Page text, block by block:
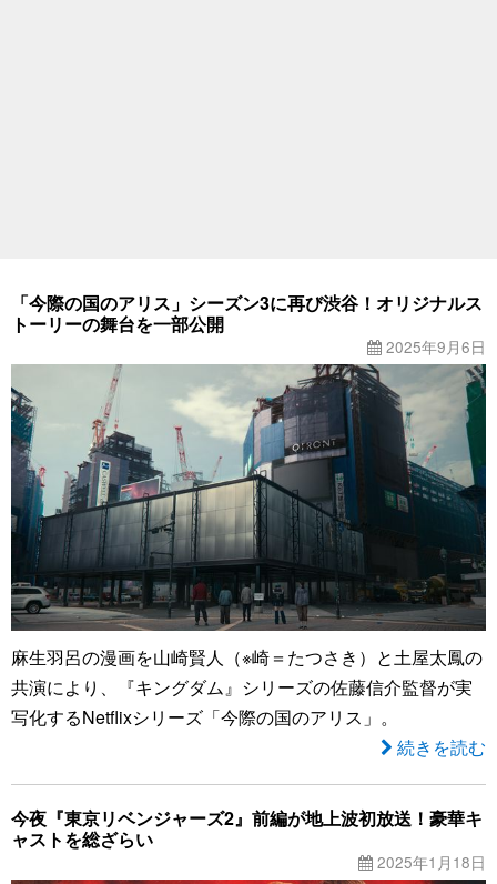
「今際の国のアリス」シーズン3に再び渋谷！オリジナルス
トーリーの舞台を一部公開
2025年9月6日
麻生羽呂の漫画を山崎賢人（※崎＝たつさき）と土屋太鳳の
共演により、『キングダム』シリーズの佐藤信介監督が実
写化するNetflixシリーズ「今際の国のアリス」。
続きを読む
今夜『東京リベンジャーズ2』前編が地上波初放送！豪華キ
ャストを総ざらい
2025年1月18日